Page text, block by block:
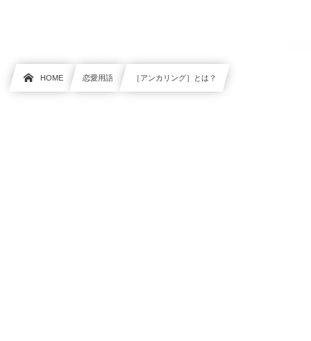
HOME 恋愛用語 ［アンカリング］とは？